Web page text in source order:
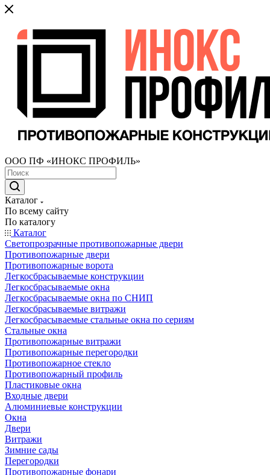
ООО ПФ «ИНОКС ПРОФИЛЬ»
Каталог
По всему сайту
По каталогу
Каталог
Светопрозрачные противопожарные двери
Противопожарные двери
Противопожарные ворота
Легкосбрасываемые конструкции
Легкосбрасываемые окна
Легкосбрасываемые окна по СНИП
Легкосбрасываемые витражи
Легкосбрасываемые стальные окна по сериям
Стальные окна
Противопожарные витражи
Противопожарные перегородки
Противопожарное стекло
Противопожарный профиль
Пластиковые окна
Входные двери
Алюминиевые конструкции
Окна
Двери
Витражи
Зимние сады
Перегородки
Противопожарные фонари